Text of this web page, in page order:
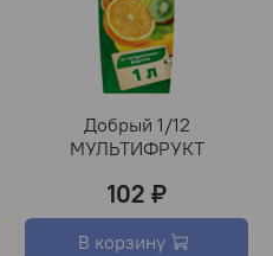
Добрый 1/12
МУЛЬТИФРУКТ
102 ₽
В корзину